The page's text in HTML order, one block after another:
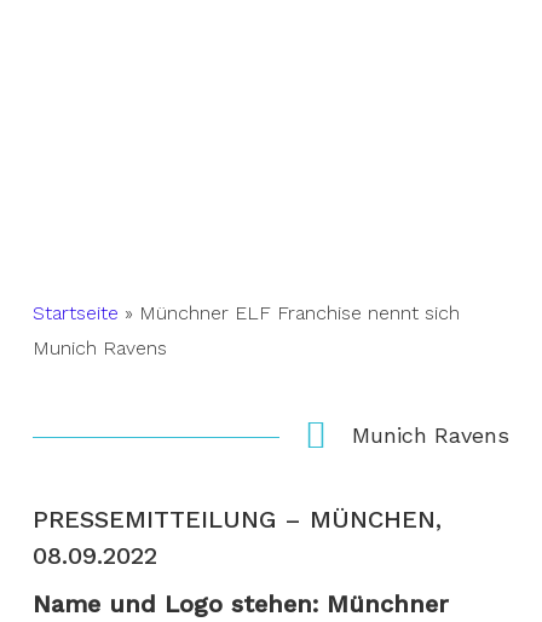
Startseite » Münchner ELF Franchise nennt sich
Munich Ravens
Munich Ravens
PRESSEMITTEILUNG – MÜNCHEN,
08.09.2022
Name und Logo stehen: Münchner